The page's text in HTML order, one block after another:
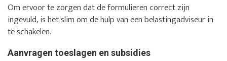
Om ervoor te zorgen dat de formulieren correct zijn
ingevuld, is het slim om de hulp van een belastingadviseur in
te schakelen.
Aanvragen toeslagen en subsidies